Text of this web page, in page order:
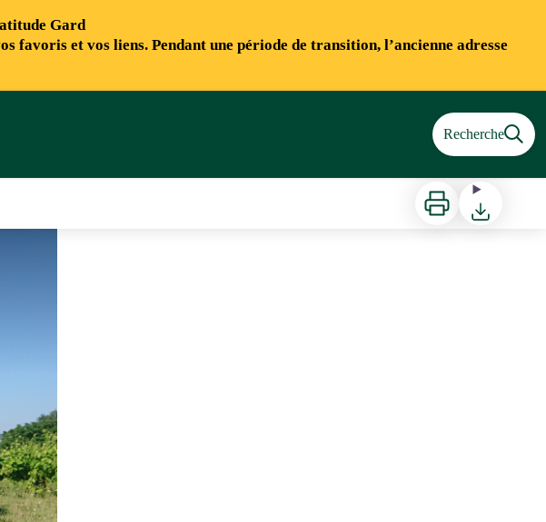
Gard
favoris et vos liens. Pendant une période de transition, l’ancienne adresse
Recherche
Imprimer Télécharger